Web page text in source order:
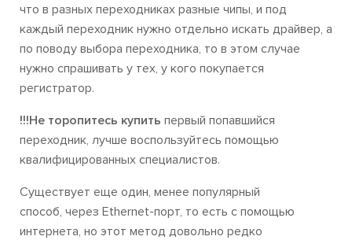
что в разных переходниках разные чипы, и под
каждый переходник нужно отдельно искать драйвер, а
по поводу выбора переходника, то в этом случае
нужно спрашивать у тех, у кого покупается
регистратор.
!!!Не торопитесь купить первый попавшийся
переходник, лучше воспользуйтесь помощью
квалифицированных специалистов.
Существует еще один, менее популярный
способ, через Ethernet-порт, то есть с помощью
интернета, но этот метод довольно редко